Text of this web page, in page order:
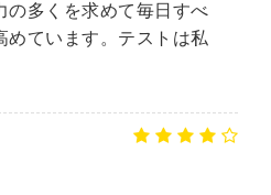
の多くを求めて毎日すべ
めています。テストは私